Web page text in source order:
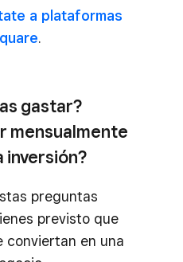
a plataformas
.
gastar?
mensualmente
inversión?
preguntas
previsto que
conviertan en una